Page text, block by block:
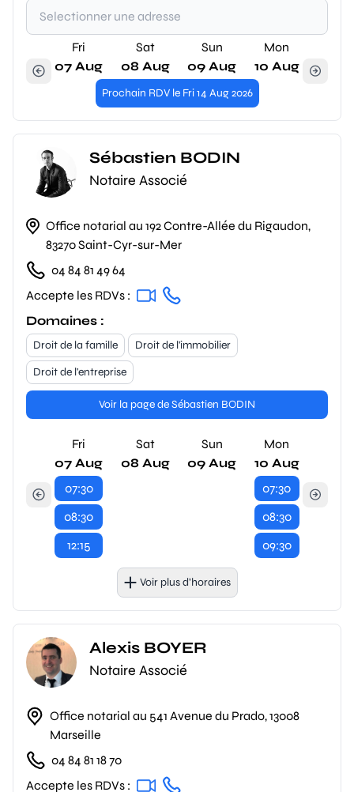
Fri
07 Aug
Sat
08 Aug
Sun
09 Aug
Mon
10 Aug
Prochain RDV le Fri 14 Aug 2026
Sébastien BODIN
Notaire Associé
Office notarial au 192 Contre-Allée du Rigaudon,
83270 Saint-Cyr-sur-Mer
04 84 81 49 64
Accepte les RDVs :
Domaines :
Droit de la famille
Droit de l'immobilier
Droit de l'entreprise
Voir la page de Sébastien BODIN
Fri
07 Aug
07:30
08:30
12:15
Sat
08 Aug
Sun
09 Aug
Mon
10 Aug
07:30
08:30
09:30
Voir plus d’horaires
Alexis BOYER
Notaire Associé
Office notarial au 541 Avenue du Prado, 13008
Marseille
04 84 81 18 70
Accepte les RDVs :